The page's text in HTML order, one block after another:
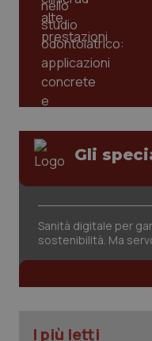
Gli
Sanità digitale per
sostenibilità. Ma
I più letti
tracking-sites-
tracking-enable
tracking-sites-
_ga